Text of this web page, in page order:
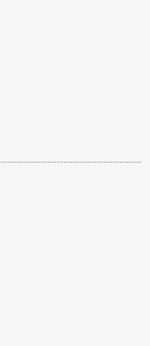
信！